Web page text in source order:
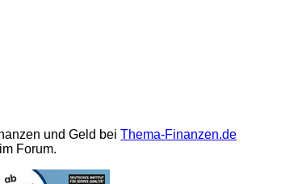
und Geld beiThema-Finanzen.de
im Forum.